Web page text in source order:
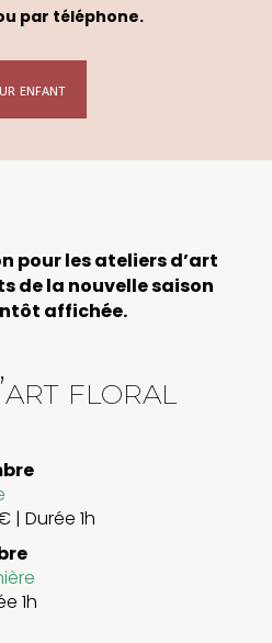
par téléphone.
enfant
pour les ateliers d’art
de la nouvelle saison
affichée.
floral
| Durée 1h
1h